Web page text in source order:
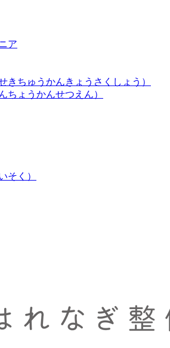
ア
きちゅうかんきょうさくしょう）
ちょうかんせつえん）
そく）